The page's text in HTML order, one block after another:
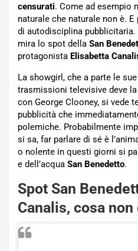
censurati. Come ad esempio
naturale che naturale non è.
di autodisciplina pubblicitaria.
mira lo spot della San
protagonista Elisabetta
La showgirl, che a parte le
trasmissioni televisive deve
con George Clooney, si vede
pubblicità che
polemiche. Probabilmente
si sa, far parlare di sé è
o nolente in questi giorni si
e dell’acqua San Benedetto.
Spot San
Canalis, cosa